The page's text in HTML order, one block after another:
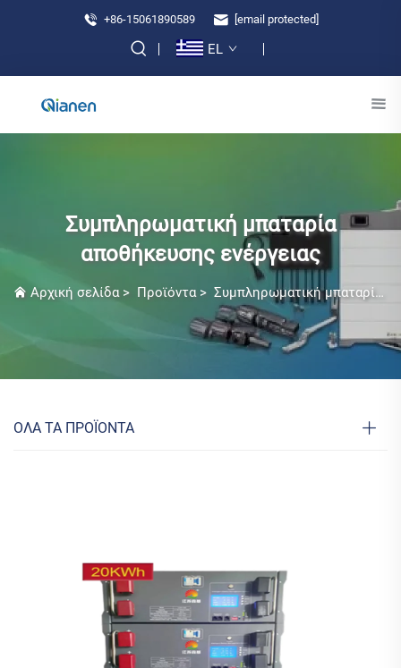
+86-15061890589 [email protected]
EL
Συμπληρωματική μπαταρία
αποθήκευσης ενέργειας
Αρχική σελίδα> Προϊόντα> Συμπληρωματική μπαταρία αποθήκευσης ενέργειας
ΟΛΑ ΤΑ ΠΡΟΪΟΝΤΑ